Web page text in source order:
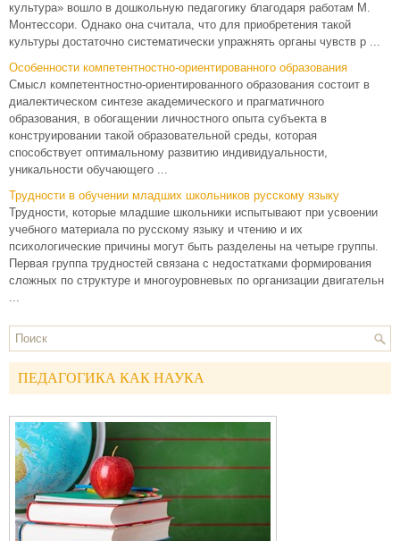
культура» вошло в дошкольную педагогику благодаря работам М.
Монтессори. Однако она считала, что для приобретения такой
культуры достаточно систематически упражнять органы чувств р ...
Особенности компетентностно-ориентированного образования
Смысл компетентностно-ориентированного образования состоит в
диалектическом синтезе академического и прагматичноro
образования, в обогащении личностного опыта субъекта в
конструировании такой образовательной среды, которая
способствует оптимальному развитию индивидуальности,
уникальности обучающего ...
Трудности в обучении младших школьников русскому языку
Трудности, которые младшие школьники испытывают при усвоении
учебного материала по русскому языку и чтению и их
психологические причины могут быть разделены на четыре группы.
Первая группа трудностей связана с недостатками формирования
сложных по структуре и многоуровневых по организации двигательн
...
ПЕДАГОГИКА КАК НАУКА